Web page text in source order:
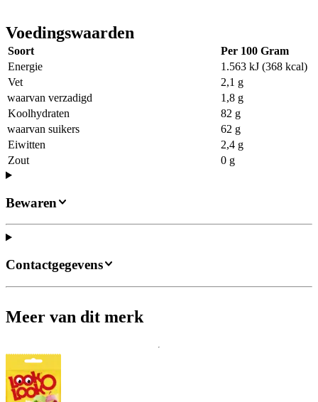
Voedingswaarden
Soort
Per 100 Gram
Energie
1.563 kJ (368 kcal)
Vet
2,1 g
waarvan verzadigd
1,8 g
Koolhydraten
82 g
waarvan suikers
62 g
Eiwitten
2,4 g
Zout
0 g
Bewaren
Contactgegevens
Meer van dit merk